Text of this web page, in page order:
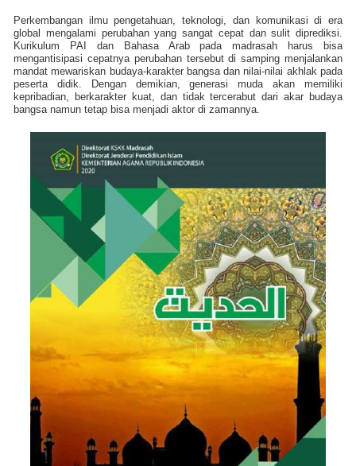
Perkembangan ilmu pengetahuan, teknologi, dan komunikasi di era
global mengalami perubahan yang sangat cepat dan sulit diprediksi.
Kurikulum PAI dan Bahasa Arab pada madrasah harus bisa
mengantisipasi cepatnya perubahan tersebut di samping menjalankan
mandat mewariskan budaya-karakter bangsa dan nilai-nilai akhlak pada
peserta didik. Dengan demikian, generasi muda akan memiliki
kepribadian, berkarakter kuat, dan tidak tercerabut dari akar budaya
bangsa namun tetap bisa menjadi aktor di zamannya.